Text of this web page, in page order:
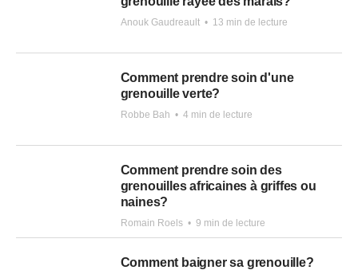
Anouk Gaudreault • 13 min de lecture
Comment prendre soin d'une
grenouille verte?
Robbe Bah • 4 min de lecture
Comment prendre soin des
grenouilles africaines à griffes ou
naines?
Romain Roels • 9 min de lecture
Comment baigner sa grenouille?